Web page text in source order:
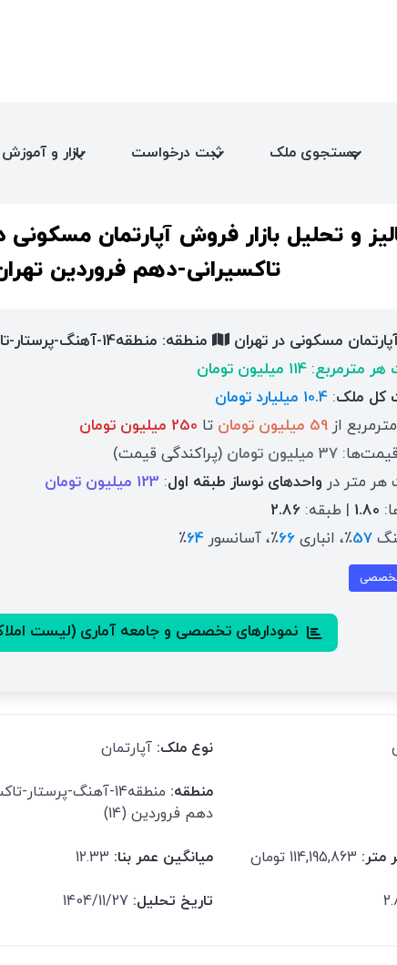
جستجوی ملک ثبت درخواست بازار و آموزش
و تحلیل بازار فروش آپارتمان مسکونی
تاکسیرانی-دهم فروردین تهران
مسکونی در تهران
منطقه: منطقه14-آهنگ-پرستار-تاکسیرانی-دهم فروردین (منطقه شهرداری: 14)
هر مترمربع: 114 میلیون تومان
کل ملک: 10.4 میلیارد تومان
از 59 میلیون تومان تا 250 میلیون تومان
37 میلیون تومان
(پراکندگی قیمت)
هر متر در واحدهای نوساز طبقه اول: 123 میلیون تومان
1.80 | طبقه: 2.86
57٪، انباری 66٪، آسانسور 64٪
تخصصی
نمودارهای تخصصی و جامعه آماری (لیست
نوع ملک: آپارتمان
منطقه:
منطقه14-آهنگ-پرستار-
دهم فروردین (14)
متر: میانگین عمر بنا:
تاریخ تحلیل: